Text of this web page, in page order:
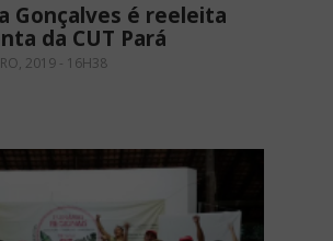
Gonçalves é reeleita
da CUT Pará
2019 - 16H38